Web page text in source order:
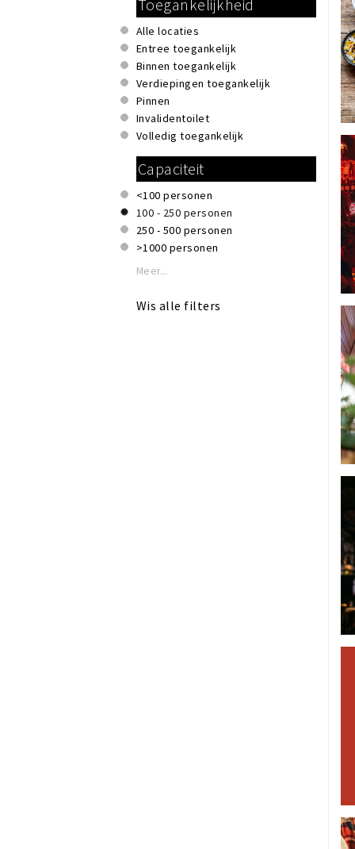
Salades
Shoarma
Smoothies & sappen
Snacks
Soepen
Spaans
Sushi
Tapas
Veganistisch
Vietnamees
Vlees & barbecue
Honden toegestaan
Invalidentoilet
Kindvriendelijk
Private dining
Reserveren mogelijk
Rolstoeltoegankelijk
Rookruimte
Te huur voor privé gelegenheden
Terras of binnentuin
WiFi
Toegankelijkheid
Alle locaties
Entree toegankelijk
Binnen toegankelijk
Verdiepingen toegankelijk
Pinnen
Invalidentoilet
Volledig toegankelijk
Capaciteit
<100 personen
100 - 250 personen
250 - 500 personen
>1000 personen
Meer...
Wis alle filters